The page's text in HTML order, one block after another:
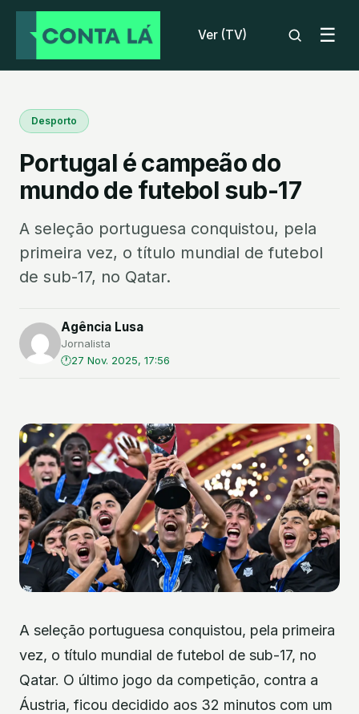
Ver (TV) ☰
Desporto
Portugal é campeão do
mundo de futebol sub-17
A seleção portuguesa conquistou, pela
primeira vez, o título mundial de futebol
de sub-17, no Qatar.
Agência Lusa
Jornalista
27 Nov. 2025, 17:56
A seleção portuguesa conquistou, pela primeira
vez, o título mundial de futebol de sub-17, no
Qatar. O último jogo da competição, contra a
Áustria, ficou decidido aos 32 minutos com um